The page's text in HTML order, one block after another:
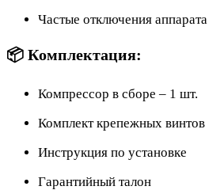
Частые отключения аппарата
📦 Комплектация:
Компрессор в сборе – 1 шт.
Комплект крепежных винтов
Инструкция по установке
Гарантийный талон